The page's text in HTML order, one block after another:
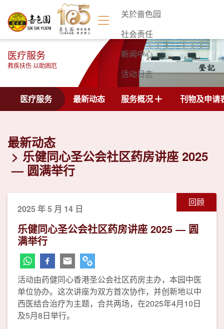
关於啬色园
社会责任
新闻中心
活动日志
联络我们
医疗服务
救疾扶伤 以助困厄
医疗服务 最新动态 服务概况 刊物及申请
最新动态
乐健同心圣公会社区药房讲座 2025
— 圆满举行
回顾
2025 年 5 月 14 日
乐健同心圣公会社区药房讲座 2025 — 圆
满举行
活动由药健同心香港圣公会社区药房主办，本园中医
单位协办。这次讲座为双方首次协作，并创新地以中
西医结合治疗为主题，合共两场，在2025年4月10日
及5月8日举行。